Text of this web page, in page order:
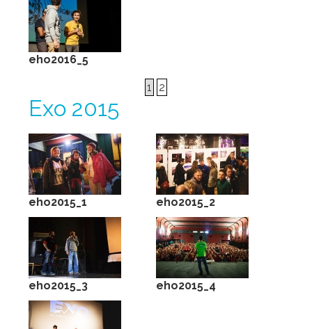
eho2016_5
1 2
Ехо 2015
eho2015_1 eho2015_2
eho2015_3 eho2015_4